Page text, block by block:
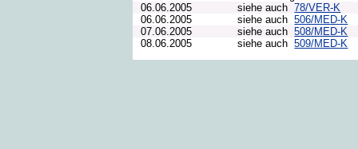
06.06.2005
siehe auch 78/VER-K
06.06.2005
siehe auch 506/MED-K
07.06.2005
siehe auch 508/MED-K
08.06.2005
siehe auch 509/MED-K